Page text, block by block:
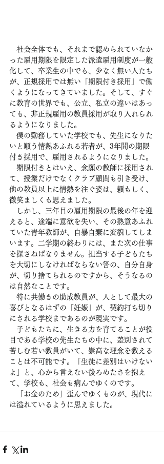
社会全体でも、それまで認められていなか
った雇用期限を限定した派遣雇用制度が一般
化して、卒業生の中でも、少なく無い人たち
が、正規採用では無い「期限付き採用」で働
くようになってきていました。そして、すぐ
に教育の世界でも、公立、私立の違いはあっ
ても、非正規雇用の教員採用が取り入れられ
るようになりました。
僕の勤務していた学校でも、先生になりた
いと願う情熱あふれる若者が、3年間の期限
付き採用で、雇用されるようになりました。
期限付きとはいえ、念願の教師に採用され
て、授業だけでなくクラブ顧問も引き受け、
他の教員以上に情熱を注ぐ姿は、頼もしく、
微笑ましくも思えました。
しかし、三年目の雇用期限の最後の年を迎
えると、途端に意欲を失い、その熱意あふれ
ていた青年教師が、自暴自棄に変貌してしま
います。二学期の終わりには、また次の仕事
を探さねばなりません。担当する子どもたち
を大切にしなければならない筈の、自分自身
が、切り捨てられるのですから、そうなるの
は自然なことです。
特に共働きの助成教員が、人として最大の
喜びとなるはずの「妊娠」が、契約打ち切り
にされる学校まであるのが現実です。
子どもたちに、生きる力を育てることが役
目である学校の先生たちの中に、差別されて
苦しむ若い教員がいて、崇高な理念を教える
ことは不可能です。「生徒に差別はいけない
よ」と、心から言えない後ろめたさを抱え
て、学校も、社会も病んでゆくのです。
「お金のため」歪んでゆくものが、現代に
は溢れているように思えました。